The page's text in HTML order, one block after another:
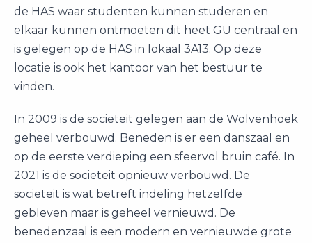
de HAS waar studenten kunnen studeren en
elkaar kunnen ontmoeten dit heet GU centraal en
is gelegen op de HAS in lokaal 3A13. Op deze
locatie is ook het kantoor van het bestuur te
vinden.
In 2009 is de sociëteit gelegen aan de Wolvenhoek
geheel verbouwd. Beneden is er een danszaal en
op de eerste verdieping een sfeervol bruin café. In
2021 is de sociëteit opnieuw verbouwd. De
sociëteit is wat betreft indeling hetzelfde
gebleven maar is geheel vernieuwd. De
benedenzaal is een modern en vernieuwde grote